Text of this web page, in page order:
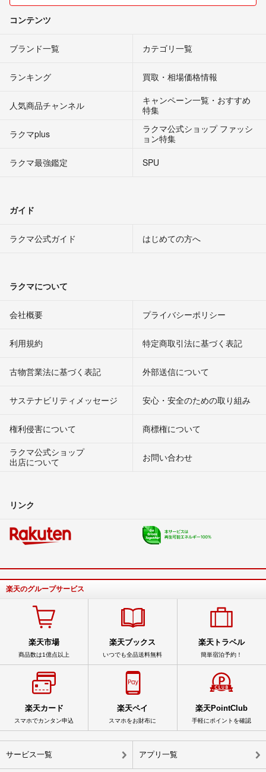
コンテンツ
ブランド一覧 カテゴリ一覧
ランキング 買取・相場価格情報
人気商品チャンネル
キャンペーン一覧・おすすめ
特集
ラクマplus
ラクマ公式ショップ ファッシ
ョン特集
ラクマ最強鑑定
SPU
ガイド
ラクマ公式ガイド はじめての方へ
ラクマについて
会社概要 プライバシーポリシー
利用規約 特定商取引法に基づく表記
古物営業法に基づく表記 外部送信について
サステナビリティメッセージ 安心・安全のための取り組み
権利侵害について
商標権について
ラクマ公式ショップ
出店について
お問い合わせ
リンク
楽天のグループサービス
楽天市場
商品数は1億点以上
楽天ブックス
いつでも全品送料無料
楽天トラベル
簡単宿泊予約！
楽天カード
スマホでカンタン申込
楽天ペイ
スマホをお財布に
楽天PointClub
手軽にポイントを確認
サービス一覧 アプリ一覧